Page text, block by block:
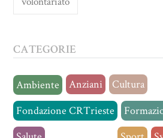
CATEGORIE
Ambiente Anziani
Cultura
Fondazione CRTrieste